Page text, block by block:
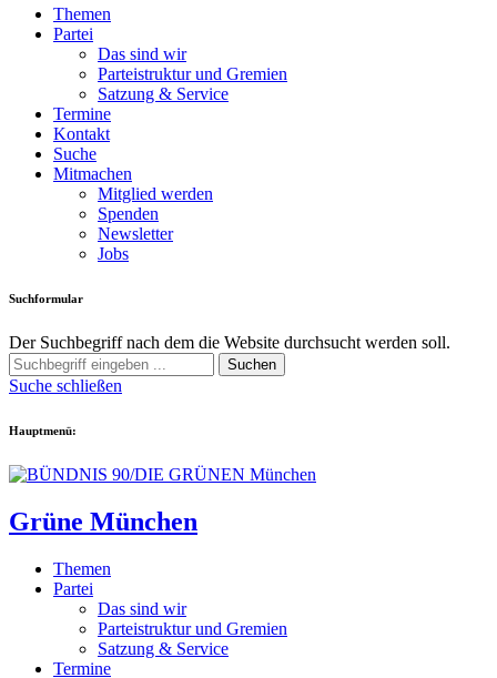
Themen
Partei
Das sind wir
Parteistruktur und Gremien
Satzung & Service
Termine
Kontakt
Suche
Mitmachen
Mitglied werden
Spenden
Newsletter
Jobs
Suchformular
Der Suchbegriff nach dem die Website durchsucht werden soll.
Suchen
Suche schließen
Hauptmenü:
Grüne München
Themen
Partei
Das sind wir
Parteistruktur und Gremien
Satzung & Service
Termine